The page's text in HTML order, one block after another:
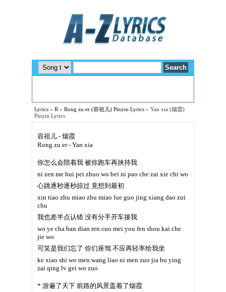
Lyrics » R » Rong zu er (容祖儿) Pinyin Lyrics » Yan xia (烟霞)
Pinyin Lyrics
容祖儿 - 烟霞
Rong zu er - Yan xia
你怎么会陪着我 被你跑车再挟持我
ni zen me hui pei zhuo wo bei ni pao che zai xie chi wo
心跳逐秒逐秒掠过 竟想到最初
xin tiao zhu miao zhu miao lue guo jing xiang dao zui
chu
我也差半点认错 没有分手开车接我
wo ye cha ban dian ren cuo mei you fen shou kai che
jie wo
可笑是我们忘了 你们座驾 不应再轻率给我坐
ke xiao shi wo men wang liao ni men zuo jia bu ying
zai qing lv gei wo zuo
* 游遍了天下 前路的风景盖着了烟霞